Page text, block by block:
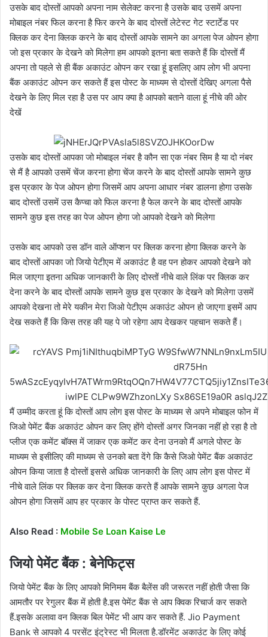
उसके बाद दोस्तों आपको अपना नाम सेलेक्ट करना है उसके बाद उसमें अपना
मोबाइल नंबर फिल करना है फिर करने के बाद दोस्तों लेटेस्ट गेट स्टार्टेड पर
क्लिक कर देना क्लिक करने के बाद दोस्तों आपके सामने का अगला पेज ओपन होगा
जो इस प्रकार के देखने को मिलेगा हम आपको इतना बता सकते हैं कि दोस्तों मैं
अपना तो पहले से ही बैंक अकाउंट ओपन कर रखा हूं इसलिए आप लोग भी अपना
बैंक अकाउंट ओपन कर सकते हैं इस पोस्ट के माध्यम से दोस्तों देखिए अगला पैसे
देखने के लिए मिल रहा है उस पर आप क्या है आपको बताने वाला हूं नीचे की ओर
देखें
उसके बाद दोस्तों आपका जो मोबाइल नंबर है कौन सा एक नंबर सिम है या दो नंबर
से मैं है आपको उसमें चेंज करना होगा चेंज करने के बाद दोस्तों आपके सामने कुछ
इस प्रकार के पेज ओपन होगा जिसमें आप अपना आधार नंबर डालना होगा उसके
बाद दोस्तों उसमें उस कैप्चा को फिल करना है फेल करने के बाद दोस्तों आपके
सामने कुछ इस तरह का पेज ओपन होगा जो आपको देखने को मिलेगा
उसके बाद आपको उस डॉन वाले ऑप्शन पर क्लिक करना होगा क्लिक करने के
बाद दोस्तों आपका जो जियो पेटीएम में अकाउंट है वह पन होकर आपको देखने को
मिल जाएगा इतना अधिक जानकारी के लिए दोस्तों नीचे वाले लिंक पर क्लिक कर
देना करने के बाद दोस्तों आपके सामने कुछ इस प्रकार के देखने को मिलेगा उसमें
आपको देखना तो मेरे यकीन मेरा जिओ पेटीएम अकाउंट ओपन हो जाएगा इसमें आप
देख सकते हैं कि किस तरह की यह पे जो रहेगा आप देखकर पहचान सकते हैं।
मैं उम्मीद करता हूं कि दोस्तों आप लोग इस पोस्ट के माध्यम से अपने मोबाइल फोन में
जिओ पेमेंट बैंक अकाउंट ओपन कर लिए होंगे दोस्तों अगर जिनका नहीं हो रहा है तो
प्लीज एक कमेंट बॉक्स में जाकर एक कमेंट कर देना उनको मैं अगले पोस्ट के
माध्यम से इसीलिए की माध्यम से उनको बता देंगे कि कैसे जिओ पेमेंट बैंक अकाउंट
ओपन किया जाता है दोस्तों इससे अधिक जानकारी के लिए आप लोग इस पोस्ट में
नीचे वाले लिंक पर क्लिक कर देना क्लिक करते हैं आपके सामने कुछ अगला पेज
ओपन होगा जिसमें आप हर प्रकार के पोस्ट प्राप्त कर सकते हैं.
Also Read : Mobile Se Loan Kaise Le
जियो पेमेंट बैंक : बेनेफिट्स
जियो पेमेंट बैंक के लिए आपको मिनिमम बैंक बैलेंस की जरूरत नहीं होती जैसा कि
आमतौर पर रेगुलर बैंक में होती है.इस पेमेंट बैंक से आप क्विक रिचार्ज कर सकते
हैं.इसके अलावा वन क्लिक बिल पेमेंट भी आप कर सकते हैं. Jio Payment
Bank से आपको 4 परसेंट इंट्रेस्ट भी मिलता है.डॉरमेंट अकाउंट के लिए कोई